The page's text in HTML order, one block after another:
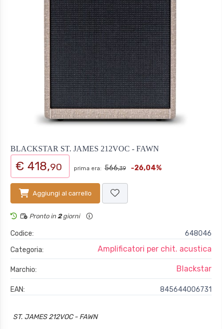
BLACKSTAR ST. JAMES 212VOC - FAWN
€ 418,90 prima era: 566,39 -26,04%
Aggiungi al carrello
Pronto in 2giorni
Codice:
648046
Categoria:
Amplificatori per chit. acustica
Marchio: Blackstar
EAN: 845644006731
ST. JAMES 212VOC - FAWN